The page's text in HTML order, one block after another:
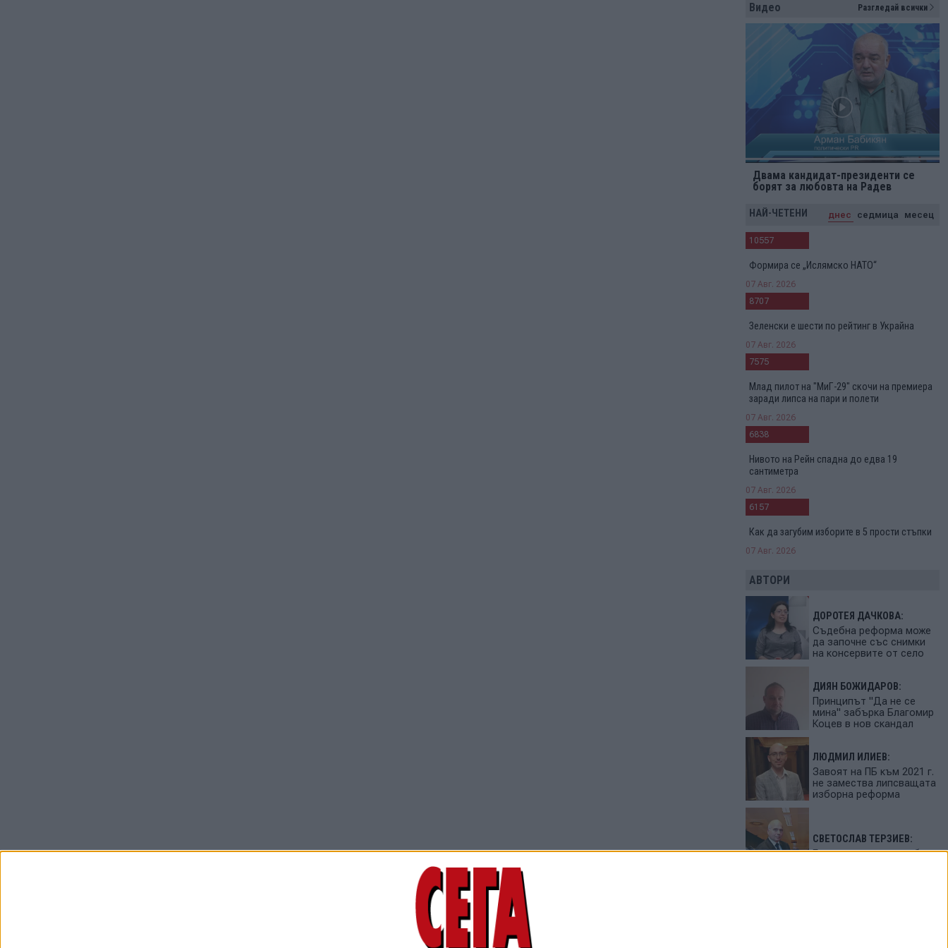
Видео Разгледай всички
Двама кандидат-президенти се
борят за любовта на Радев
НАЙ-ЧЕТЕНИ днес седмица месец
10557
Формира се „Ислямско НАТО“
07 Авг. 2026
8707
Зеленски е шести по рейтинг в Украйна
07 Авг. 2026
7575
Млад пилот на "МиГ-29" скочи на премиера
заради липса на пари и полети
07 Авг. 2026
6838
Нивото на Рейн спадна до едва 19
сантиметра
07 Авг. 2026
6157
Как да загубим изборите в 5 прости стъпки
07 Авг. 2026
АВТОРИ
ДОРОТЕЯ ДАЧКОВА:
Съдебна реформа може
да започне със снимки
на консервите от село
ДИЯН БОЖИДАРОВ:
Принципът "Да не се
мина" забърка Благомир
Коцев в нов скандал
ЛЮДМИЛ ИЛИЕВ:
Завоят на ПБ към 2021 г.
не замества липсващата
изборна реформа
СВЕТОСЛАВ ТЕРЗИЕВ:
България сама си избра